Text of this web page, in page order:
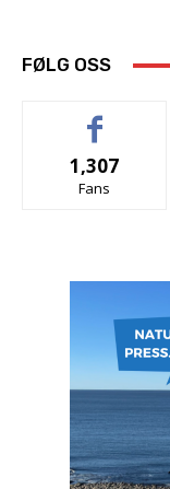
FØLG OSS
1,307
Fans